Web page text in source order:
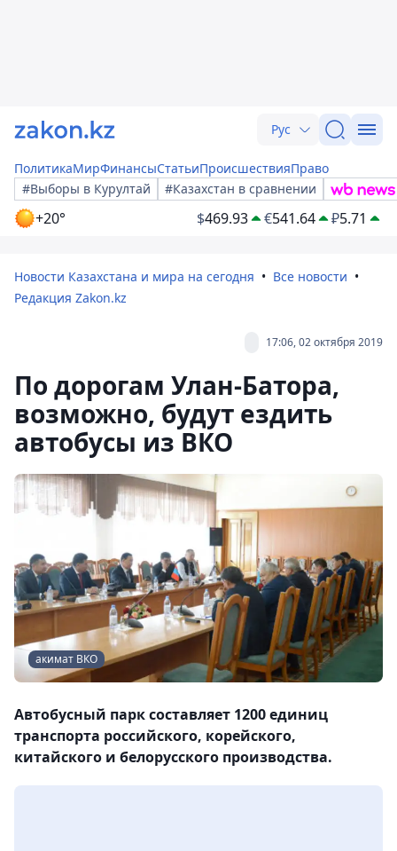
Рус
ПолитикаМирФинансыСтатьиПроисшествияПраво
#Выборы в Курултай
#Казахстан в сравнении
+20° $469.93 €541.64 ₽5.71
Новости Казахстана и мира на сегодня
Все новости
Редакция Zakon.kz
17:06, 02 октября 2019
По дорогам Улан-Батора,
возможно, будут ездить
автобусы из ВКО
акимат ВКО
Автобусный парк составляет 1200 единиц
транспорта российского, корейского,
китайского и белорусского производства.